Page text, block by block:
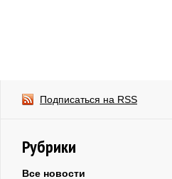
Подписаться на RSS
Рубрики
Все новости